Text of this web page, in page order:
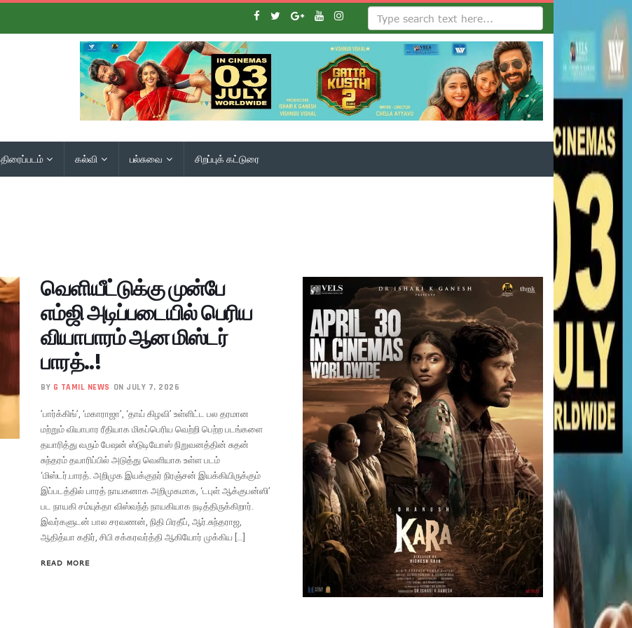
திரைப்படம் கல்வி பல்சுவை சிறப்புக் கட்டுரை
வெளியீட்டுக்கு முன்பே
எம்ஜி அடிப்படையில் பெரிய
வியாபாரம் ஆன மிஸ்டர்
பாரத்..!
BY G TAMIL NEWS ON JULY 7, 2026
’பார்க்கிங்’, ‘மகாராஜா’, ‘தாய் கிழவி’ உள்ளிட்ட பல தரமான
மற்றும் வியாபார ரீதியாக மிகப்பெரிய வெற்றி பெற்ற படங்களை
தயாரித்து வரும் பேஷன் ஸ்டுடியோஸ் நிறுவனத்தின் சுதன்
சுந்தரம் தயாரிப்பில் அடுத்து வெளியாக உள்ள படம்
‘மிஸ்டர்.பாரத். அறிமுக இயக்குநர் நிரஞ்சன் இயக்கியிருக்கும்
இப்படத்தில் பாரத் நாயகனாக அறிமுகமாக, ‘டபுள் ஆக்குபன்ஸி’
பட நாயகி சம்யுக்தா விஸ்வந்த் நாயகியாக நடித்திருக்கிறார்.
இவர்களுடன் பால சரவணன், நிதி பிரதீப், ஆர்.சுந்தராஜ,
ஆதித்யா கதிர், சிபி சக்கரவர்த்தி ஆகியோர் முக்கிய […]
READ MORE